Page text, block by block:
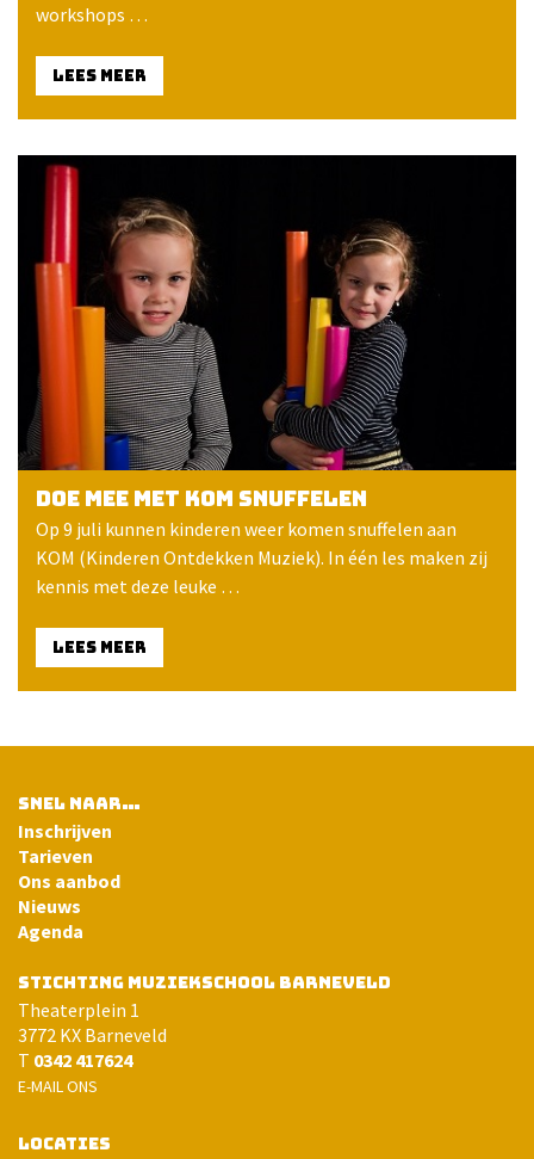
workshops …
LEES MEER
Doe mee met KOM snuffelen
Op 9 juli kunnen kinderen weer komen snuffelen aan
KOM (Kinderen Ontdekken Muziek). In één les maken zij
kennis met deze leuke …
LEES MEER
STICHTING MUZIEKSCHOOL BARNEVELD
Theaterplein 1
3772 KX Barneveld
T 0342 417624
E-MAIL ONS
LOCATIES
SNEL NAAR…
Inschrijven
Tarieven
Ons aanbod
Nieuws
Agenda